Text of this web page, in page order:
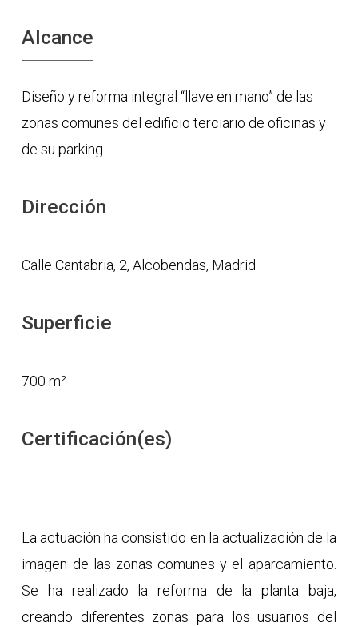
Alcance
Diseño y reforma integral “llave en mano” de las
zonas comunes del edificio terciario de oficinas y
de su parking.
Dirección
Calle Cantabria, 2, Alcobendas, Madrid.
Superficie
700 m²
Certificación(es)
La actuación ha consistido en la actualización de la
imagen de las zonas comunes y el aparcamiento.
Se ha realizado la reforma de la planta baja,
creando diferentes zonas para los usuarios del